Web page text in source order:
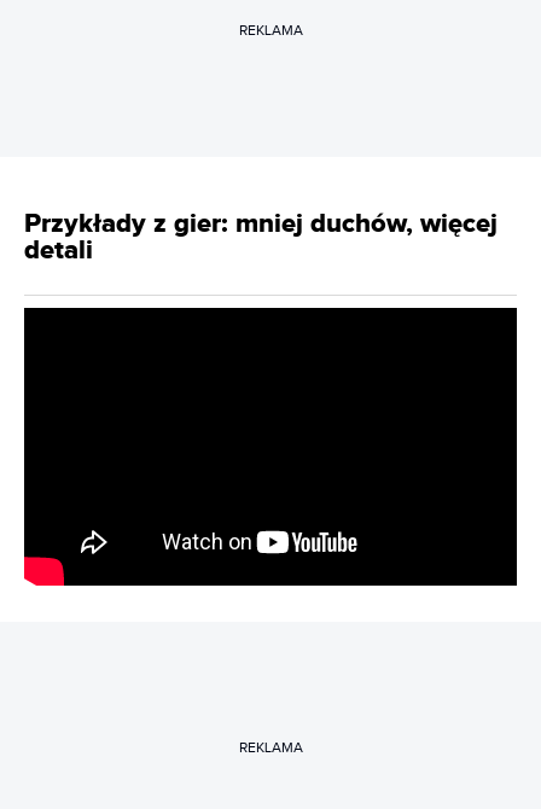
REKLAMA
Przykłady z gier: mniej duchów, więcej
detali
REKLAMA